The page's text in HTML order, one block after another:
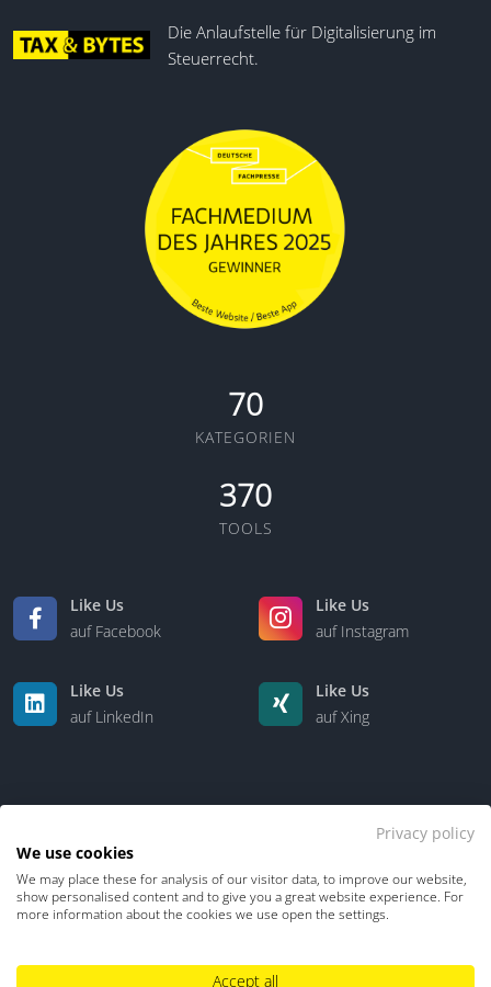
Die Anlaufstelle für Digitalisierung im
Steuerrecht.
70
KATEGORIEN
370
TOOLS
Like Us
auf Facebook
Like Us
auf Instagram
Like Us
auf LinkedIn
Like Us
auf Xing
Kontakt Über uns
Impressum
Privacy policy
We use cookies
We may place these for analysis of our visitor data, to improve our website,
show personalised content and to give you a great website experience. For
more information about the cookies we use open the settings.
Accept all